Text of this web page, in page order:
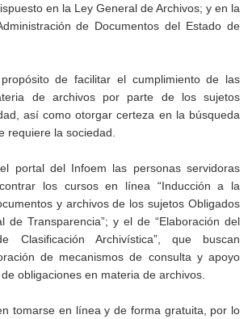
en la Ley General de Archivos; y en la
de Documentos del Estado de
de facilitar el cumplimiento de las
de archivos por parte de los sujetos
así como otorgar certeza en la búsqueda
requiere la sociedad.
portal del Infoem las personas servidoras
los cursos en línea “Inducción a la
y archivos de los sujetos Obligados
de Transparencia”; y el de “Elaboración del
Clasificación Archivística”, que buscan
de mecanismos de consulta y apoyo
obligaciones en materia de archivos.
tomarse en línea y de forma gratuita, por lo